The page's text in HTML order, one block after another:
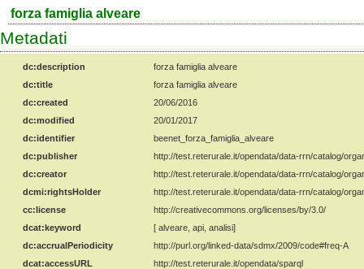
forza famiglia alveare
Metadati
dc:description
forza famiglia alveare
dc:title
forza famiglia alveare
dc:created
20/06/2016
dc:modified
20/01/2017
dc:identifier
beenet_forza_famiglia_alveare
dc:publisher
http://test.reterurale.it/opendata/data-rrn/catalog/
dc:creator
http://test.reterurale.it/opendata/data-rrn/catalog/
dcmi:rightsHolder
http://test.reterurale.it/opendata/data-rrn/catalog/
cc:license
http://creativecommons.org/licenses/by/3.0/
dcat:keyword
[ alveare, api, analisi]
dc:accrualPeriodicity
http://purl.org/linked-data/sdmx/2009/code#freq-A
dcat:accessURL
http://test.reterurale.it/opendata/sparql